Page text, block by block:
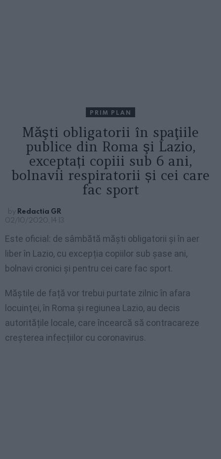
PRIM PLAN
Măşti obligatorii în spaţiile
publice din Roma şi Lazio,
exceptați copiii sub 6 ani,
bolnavii respiratorii și cei care
fac sport
by Redactia GR
02/10/2020, 14:13
Este oficial: de sâmbătă măști obligatorii și în aer
liber în Lazio, cu excepția copiilor sub șase ani,
bolnavi cronici și pentru cei care fac sport.
Măștile de față vor trebui purtate zilnic în afara
locuinţei, în Roma și regiunea Lazio, au decis
autoritățile locale, care încearcă să contracareze
creșterea infecțiilor cu coronavirus.